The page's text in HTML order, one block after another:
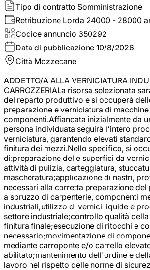
Tipo di contratto Somministrazione
Retribuzione Lorda 24000 - 28000
Codice annuncio 350292
Data di pubblicazione 10/8/2026
Città Mozzecane
ADDETTO/A ALLA VERNICIATURA
CARROZZERIALa risorsa selezionata
del reparto produttivo e si occuperà
preparazione e verniciatura di
componenti.Affiancata inizialmente da
persona individuata seguirà l'intero
verniciatura, garantendo elevati
finitura dei mezzi.Nello specifico, si
di:preparazione delle superfici da
attività di pulizia, carteggiatura,
mascheratura;applicazione di nastri,
necessari alla corretta preparazione
a spruzzo di carpenterie, componenti
industriali;utilizzo di vernici liquide e
settore industriale;controllo qualità
finitura finale;esecuzione di ritocchi e
necessario;movimentazione di
mediante carroponte e/o carrello
abilitato;mantenimento dell'ordine e
lavoro nel rispetto delle norme di